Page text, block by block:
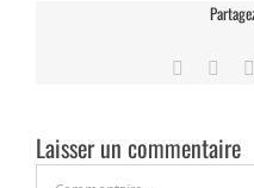
Facebook
Laisser un commentaire